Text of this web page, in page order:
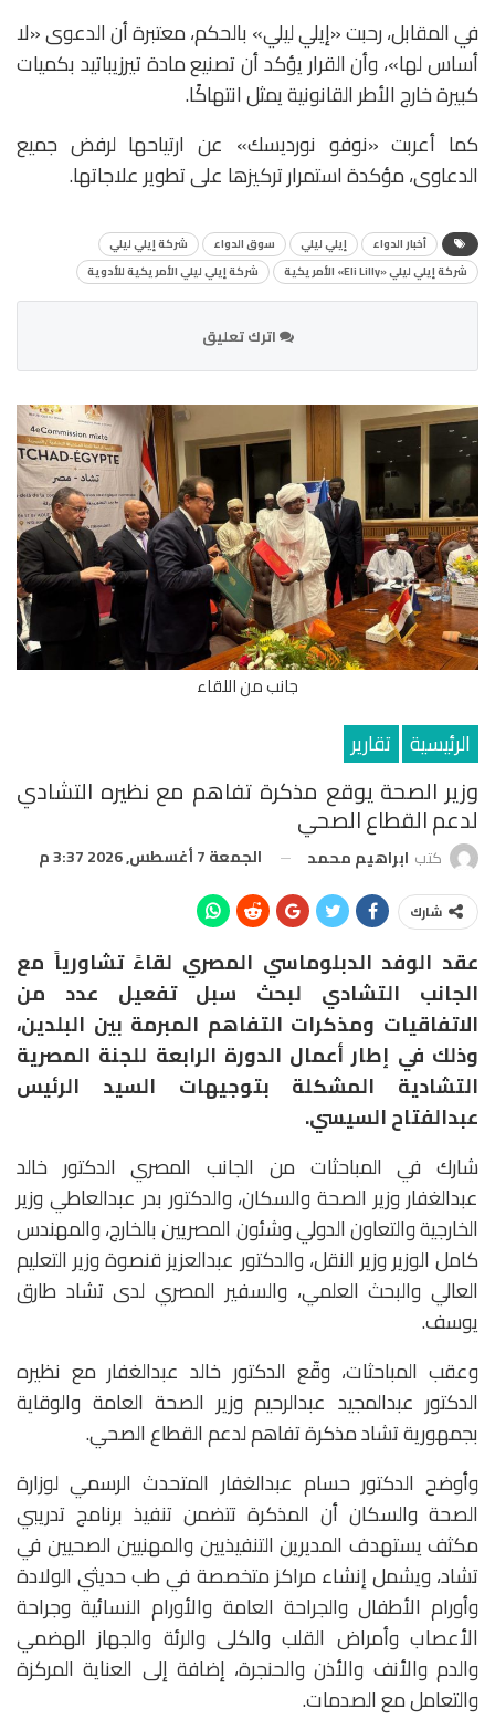
في المقابل، رحبت «إيلي ليلي» بالحكم، معتبرة أن الدعوى «لا
أساس لها»، وأن القرار يؤكد أن تصنيع مادة تيرزيباتيد بكميات
كبيرة خارج الأطر القانونية يمثل انتهاكًا.
كما أعربت «نوفو نورديسك» عن ارتياحها لرفض جميع
الدعاوى، مؤكدة استمرار تركيزها على تطوير علاجاتها.
أخبار الدواء إيلي ليلي سوق الدواء
شركة إيلي ليلي
شركة إيلي ليلي «Eli Lilly» الأمريكية
شركة إيلي ليلي الأمريكية للأدوية
اترك تعليق
جانب من اللقاء
الرئيسية تقارير
وزير الصحة يوقع مذكرة تفاهم مع نظيره التشادي
لدعم القطاع الصحي
كتب ابراهيم محمد الجمعة 7 أغسطس, 2026 3:37 م
شارك
عقد الوفد الدبلوماسي المصري لقاءً تشاورياً مع
الجانب التشادي لبحث سبل تفعيل عدد من
الاتفاقيات ومذكرات التفاهم المبرمة بين البلدين،
وذلك في إطار أعمال الدورة الرابعة للجنة المصرية
التشادية المشكلة بتوجيهات السيد الرئيس
عبدالفتاح السيسي.
شارك في المباحثات من الجانب المصري الدكتور خالد
عبدالغفار وزير الصحة والسكان، والدكتور بدر عبدالعاطي وزير
الخارجية والتعاون الدولي وشئون المصريين بالخارج، والمهندس
كامل الوزير وزير النقل، والدكتور عبدالعزيز قنصوة وزير التعليم
العالي والبحث العلمي، والسفير المصري لدى تشاد طارق
يوسف.
وعقب المباحثات، وقّع الدكتور خالد عبدالغفار مع نظيره
الدكتور عبدالمجيد عبدالرحيم وزير الصحة العامة والوقاية
بجمهورية تشاد مذكرة تفاهم لدعم القطاع الصحي.
وأوضح الدكتور حسام عبدالغفار المتحدث الرسمي لوزارة
الصحة والسكان أن المذكرة تتضمن تنفيذ برنامج تدريبي
مكثف يستهدف المديرين التنفيذيين والمهنيين الصحيين في
تشاد، ويشمل إنشاء مراكز متخصصة في طب حديثي الولادة
وأورام الأطفال والجراحة العامة والأورام النسائية وجراحة
الأعصاب وأمراض القلب والكلى والرئة والجهاز الهضمي
والدم والأنف والأذن والحنجرة، إضافة إلى العناية المركزة
والتعامل مع الصدمات.